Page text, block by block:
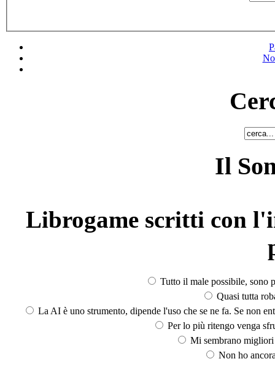
Il
Librogame scritti con
Tutto il male possibile, sono
Quasi tutta
La AI è uno strumento, dipende l'uso che se ne fa. Se non
Per lo più ritengo venga
Mi sembrano
Non ho